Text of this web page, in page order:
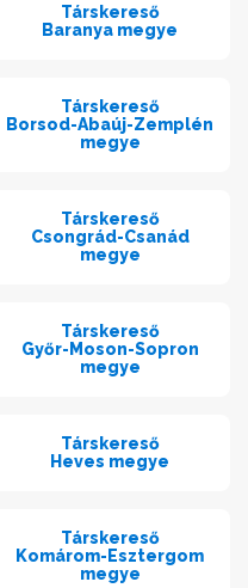
Társkereső
Baranya megye
Társkereső
Borsod-Abaúj-Zemplén
megye
Társkereső
Csongrád-Csanád
megye
Társkereső
Győr-Moson-Sopron
megye
Társkereső
Heves megye
Társkereső
Komárom-Esztergom
megye